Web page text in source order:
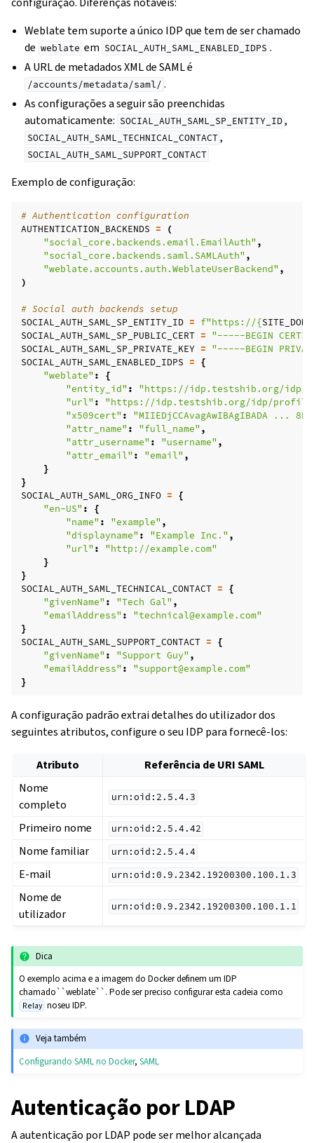
Weblate tem suporte a único IDP que tem de ser chamado
de weblate em SOCIAL_AUTH_SAML_ENABLED_IDPS .
A URL de metadados XML de SAML é
/accounts/metadata/saml/ .
As configurações a seguir são preenchidas
automaticamente: SOCIAL_AUTH_SAML_SP_ENTITY_ID ,
SOCIAL_AUTH_SAML_TECHNICAL_CONTACT ,
SOCIAL_AUTH_SAML_SUPPORT_CONTACT
Exemplo de configuração:
# Authentication configuration
AUTHENTICATION_BACKENDS =
(
"social_core.backends.email.EmailAuth",
"social_core.backends.saml.SAMLAuth",
"weblate.accounts.auth.WeblateUserBackend",
)
# Social auth backends setup
SOCIAL_AUTH_SAML_SP_ENTITY_ID = f"https://{
SOCIAL_AUTH_SAML_SP_PUBLIC_CERT = "-----BEGIN
SOCIAL_AUTH_SAML_SP_PRIVATE_KEY = "-----BEGIN
SOCIAL_AUTH_SAML_ENABLED_IDPS = {
"weblate":
{
"entity_id":
"https://idp.testshib.org/idp/
"url":
"https://idp.testshib.org/idp/profile/
"x509cert":
"MIIEDjCCAvagAwIBAgIBADA ...
"attr_name": "full_name",
"attr_username": "username",
"attr_email": "email",
}
}
SOCIAL_AUTH_SAML_ORG_INFO = {
"en-US":
{
"name": "example",
"displayname": "Example Inc.",
"url":
"http://example.com"
}
}
SOCIAL_AUTH_SAML_TECHNICAL_CONTACT = {
"givenName": "Tech Gal",
"emailAddress":
"technical@example.com"
}
SOCIAL_AUTH_SAML_SUPPORT_CONTACT = {
"givenName": "Support Guy",
"emailAddress":
"support@example.com"
}
A configuração padrão extrai detalhes do utilizador dos
seguintes atributos, configure o seu IDP para fornecê-los:
Atributo
Referência de URI SAML
Nome
completo
urn:oid:2.5.4.3
Primeiro nome urn:oid:2.5.4.42
Nome familiar urn:oid:2.5.4.4
E-mail urn:oid:0.9.2342.19200300.100.1.3
Nome de
utilizador
urn:oid:0.9.2342.19200300.100.1.1
Dica
O exemplo acima e a imagem do Docker definem um IDP
chamado``weblate``. Pode ser preciso configurar esta cadeia como
Relay noseu IDP.
Veja também
Configurando SAML no Docker,SAML
Autenticação por LDAP
A autenticação por LDAP pode ser melhor alcançada